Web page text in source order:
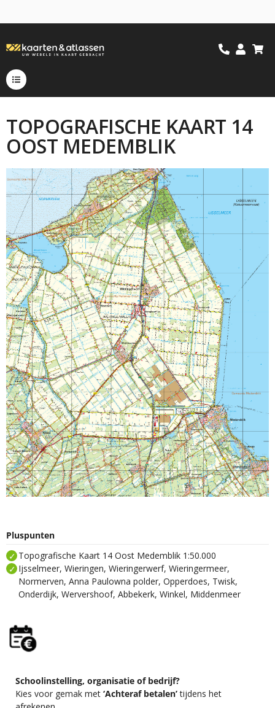
TOPOGRAFISCHE KAART 14
OOST MEDEMBLIK
Pluspunten
Topografische Kaart 14 Oost Medemblik 1:50.000
Ijsselmeer, Wieringen, Wieringerwerf, Wieringermeer,
Normerven, Anna Paulowna polder, Opperdoes, Twisk,
Onderdijk, Wervershoof, Abbekerk, Winkel, Middenmeer
Schoolinstelling, organisatie of bedrijf?
Kies voor gemak met ‘Achteraf betalen’tijdens het